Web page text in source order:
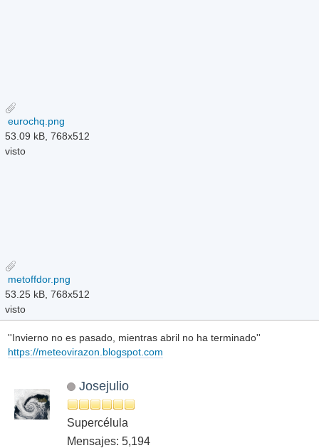
eurochq.png
53.09 kB, 768x512
visto
metoffdor.png
53.25 kB, 768x512
visto
''Invierno no es pasado, mientras abril no ha terminado''
https://meteovirazon.blogspot.com
Josejulio
Supercélula
Mensajes: 5,194